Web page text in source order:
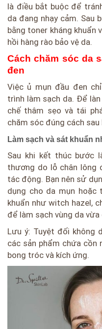
là điều bắt buộc để
da đang nhạy cảm. Sau
bằng toner kháng khuẩn
hồi hàng rào bảo vệ da.
Cách chăm sóc da
đen
Việc ủ mụn đầu đen
trình làm sạch da. Để làn
chế thâm sẹo và tái
chăm sóc đúng cách sau
Làm sạch và sát khuẩn
Sau khi kết thúc bước
thương do lỗ chân lông
tác động. Bạn nên sử
dụng cho da mụn hoặc
khuẩn như witch hazel,
để làm sạch vùng da
Lưu ý: Tuyệt đối không
các sản phẩm chứa cồn
bong tróc và kích ứng.